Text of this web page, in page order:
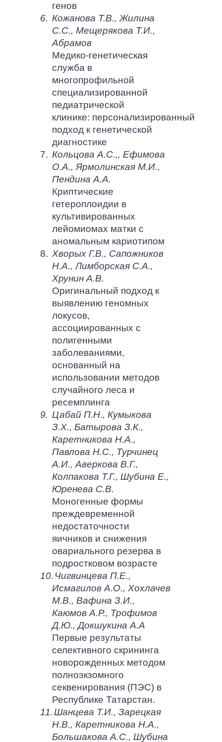
генов
6. Кожанова Т.В., Жилина
С.С., Мещерякова Т.И.,
Абрамов
Медико-генетическая
служба в
многопрофильной
специализированной
педиатрической
клинике: персонализированный
подход к генетической
диагностике
7. Кольцова А.С.,, Ефимова
О.А., Ярмолинская М.И.,
Пендина А.А.
Криптические
гетероплоидии в
культивированных
лейомиомах матки с
аномальным кариотипом
8. Хворых Г.В., Сапожников
Н.А., Лимборская С.А.,
Хрунин А.В.
Оригинальный подход к
выявлению геномных
локусов,
ассоциированных с
полигенными
заболеваниями,
основанный на
использовании методов
случайного леса и
ресемплинга
9. Цабай П.Н., Кумыкова
З.Х., Батырова З.К.,
Каретникова Н.А.,
Павлова Н.С., Турчинец
А.И., Аверкова В.Г.,
Колпакова Т.Г., Шубина Е.,
Юренева С.В.
Моногенные формы
преждевременной
недостаточности
яичников и снижения
овариального резерва в
подростковом возрасте
10. Чигвинцева П.Е.,
Исмагилов А.О., Хохлачев
М.В., Вафина З.И.,
Каюмов А.Р., Трофимов
Д.Ю., Докшукина А.А
Первые результаты
селективного скрининга
новорожденных методом
полноэкзомного
секвенирования (ПЭС) в
Республике Татарстан.
11.Шанцева Т.И., Зарецкая
Н.В., Каретникова Н.А.,
Большакова А.С., Шубина